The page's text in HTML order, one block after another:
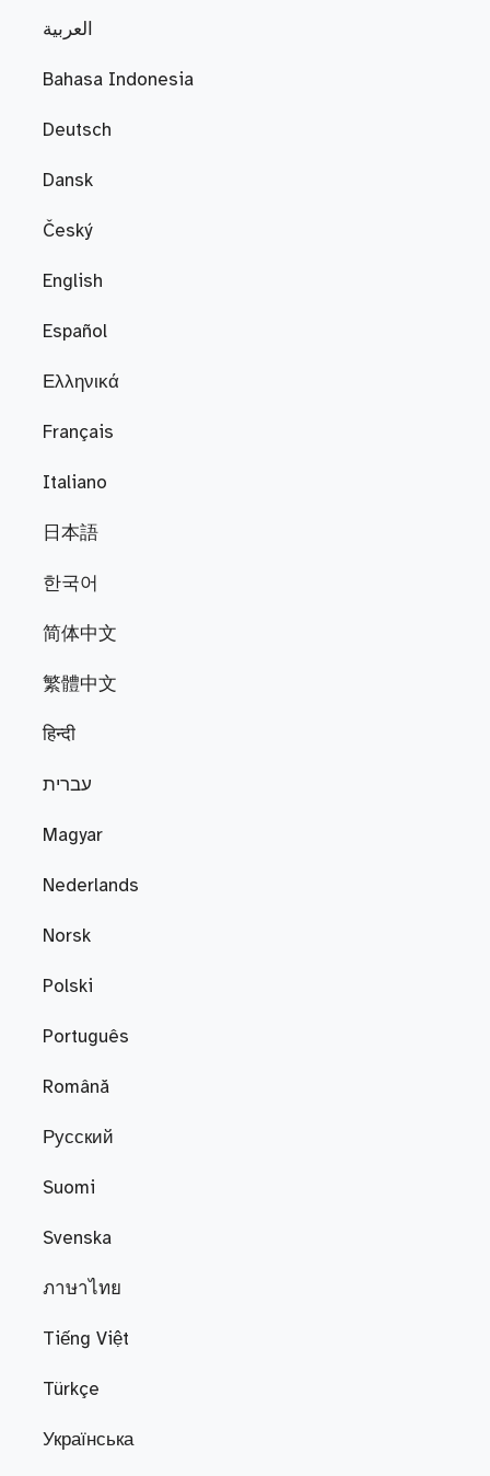
العربية
Bahasa Indonesia
Deutsch
Dansk
Český
English
Español
Ελληνικά
Français
Italiano
日本語
한국어
简体中文
繁體中文
हिन्दी
עברית
Magyar
Nederlands
Norsk
Polski
Português
Română
Русский
Suomi
Svenska
ภาษาไทย
Tiếng Việt
Türkçe
Українська